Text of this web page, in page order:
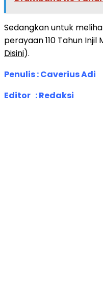
Sedangkan untuk
perayaan 110 Tahun Injil
Disini).
Penulis : Caverius Adi
Editor : Redaksi